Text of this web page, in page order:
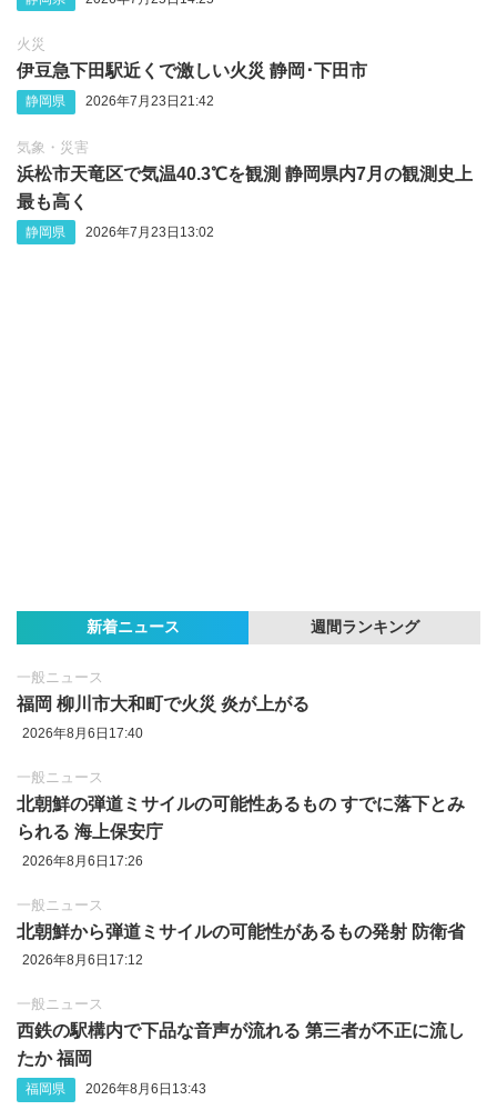
火災
伊豆急下田駅近くで激しい火災 静岡‪･‬下田市
静岡県 2026年7月23日21:42
気象・災害
浜松市天竜区で気温40.3℃を観測 静岡県内7月の観測史上
最も高く
静岡県 2026年7月23日13:02
新着ニュース 週間ランキング
一般ニュース
福岡 柳川市大和町で火災 炎が上がる
2026年8月6日17:40
一般ニュース
北朝鮮の弾道ミサイルの可能性あるもの すでに落下とみ
られる 海上保安庁
2026年8月6日17:26
一般ニュース
北朝鮮から弾道ミサイルの可能性があるもの発射 防衛省
2026年8月6日17:12
一般ニュース
西鉄の駅構内で下品な音声が流れる 第三者が不正に流し
たか 福岡
福岡県 2026年8月6日13:43